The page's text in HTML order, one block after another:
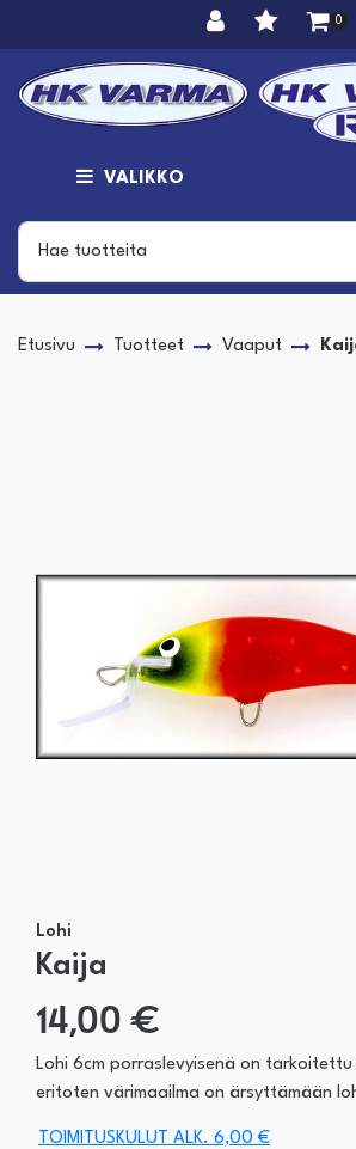
0
VALIKKO
Etusivu Tuotteet Vaaput
Lohi
Kaija
14,00 €
Lohi 6cm porraslevyisenä on tarkoitettu
eritoten värimaailma on ärsyttämään
TOIMITUSKULUT ALK. 6,00 €